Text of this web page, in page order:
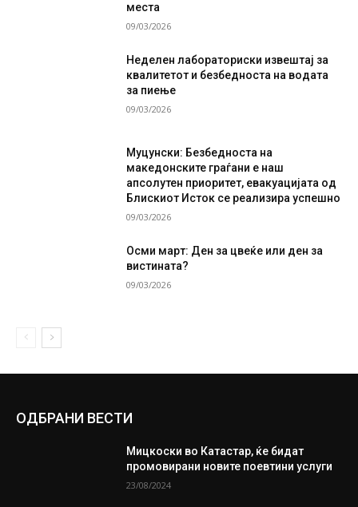
места
09/03/2026
Неделен лабораториски извештај за
квалитетот и безбедноста на водата
за пиење
09/03/2026
Муцунски: Безбедноста на
македонските граѓани е наш
апсолутен приоритет, евакуацијата од
Блискиот Исток се реализира успешно
09/03/2026
Осми март: Ден за цвеќе или ден за
вистината?
09/03/2026
ОДБРАНИ ВЕСТИ
Мицкоски во Катастар, ќе бидат
промовирани новите поевтини услуги
23/08/2024